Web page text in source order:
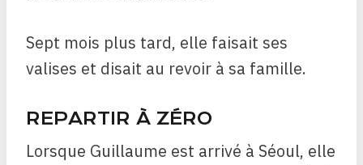
Sept mois plus tard, elle faisait ses
valises et disait au revoir à sa famille.
REPARTIR À ZÉRO
Lorsque Guillaume est arrivé à Séoul, elle